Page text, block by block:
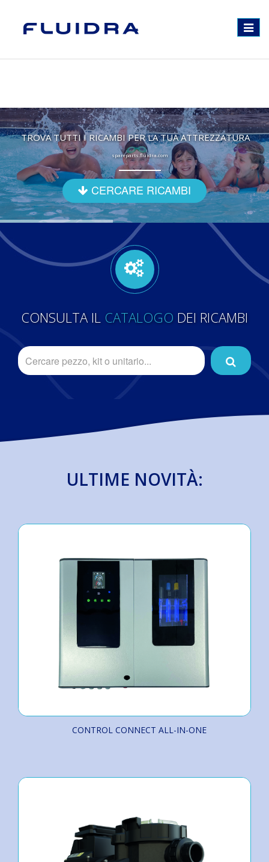
Toggle
TROVA TUTTI I RICAMBI PER LA TUA ATTREZZATURA
spareparts.fluidra.com
CERCARE RICAMBI
CONSULTA IL CATALOGO DEI RICAMBI
ULTIME NOVITÀ:
CONTROL CONNECT ALL-IN-ONE